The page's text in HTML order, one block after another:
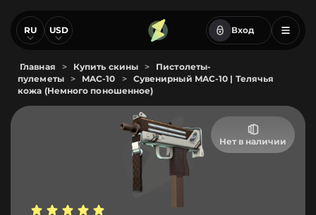
RU USD Вход
Главная > Купить скины >
Пистолеты-
пулеметы
> MAC-10 >
Сувенирный MAC-10 | Телячья
кожа (Немного поношенное)
Нет в наличии